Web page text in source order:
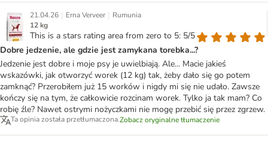
21.04.26 | Erna Verveer | Rumunia
12 kg
This is a stars rating area from zero to 5: 5/5
Dobre jedzenie, ale gdzie jest zamykana torebka...?
Jedzenie jest dobre i moje psy je uwielbiają. Ale... Macie jakieś
wskazówki, jak otworzyć worek (12 kg) tak, żeby dało się go potem
zamknąć? Przerobiłem już 15 worków i nigdy mi się nie udało. Zawsze
kończy się na tym, że całkowicie rozcinam worek. Tylko ja tak mam? Co
robię źle? Nawet ostrymi nożyczkami nie mogę przebić się przez zgrzew.
Ta opinia została przetłumaczona.Zobacz oryginalne tłumaczenie